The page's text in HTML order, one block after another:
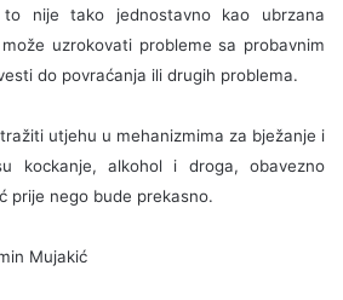
nije tako jednostavno kao ubrzana
uzrokovati probleme sa probavnim
do povraćanja ili drugih problema.
utjehu u mehanizmima za bježanje i
kockanje, alkohol i droga, obavezno
prije nego bude prekasno.
Mujakić